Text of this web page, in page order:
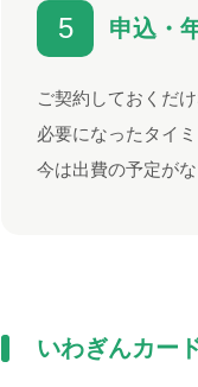
5 申込・
ご契約しておくだ
必要になったタイ
今は出費の予定が
いわぎんカー